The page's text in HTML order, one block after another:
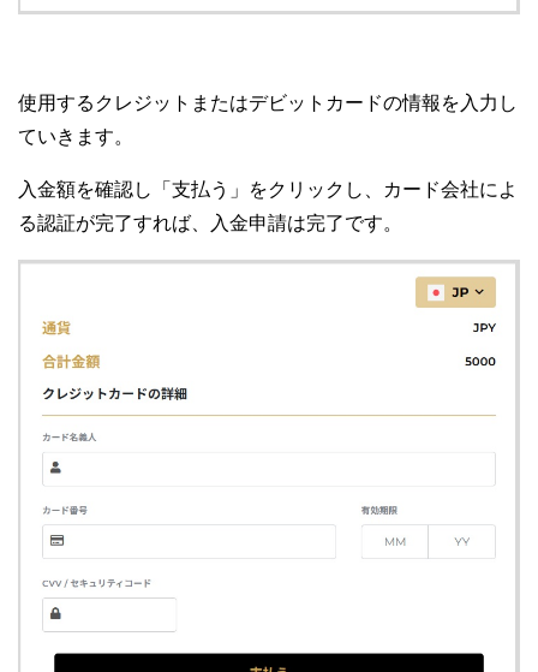
使用するクレジットまたはデビットカードの情報を入力し
ていきます。
入金額を確認し「支払う」をクリックし、カード会社によ
る認証が完了すれば、入金申請は完了です。